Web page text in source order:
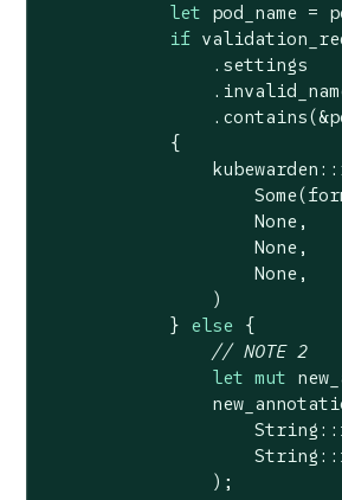
let pod_name =
if
                .settings
            {
Some(
None,
None,
None,
                )
            }
else {
// NOTE 2
let mut
String
String
                );